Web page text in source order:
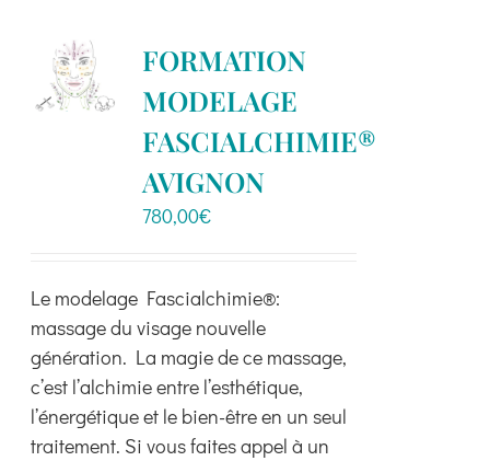
Les
options
peuvent
être
choisies
sur
du
produit
FORMATION
MODELAGE
FASCIALCHIMIE®
AVIGNON
780,00€
Le modelage Fascialchimie®:
massage du visage nouvelle
génération. La magie de ce massage,
c’est l’alchimie entre l’esthétique,
l’énergétique et le bien-être en un seul
traitement. Si vous faites appel à un